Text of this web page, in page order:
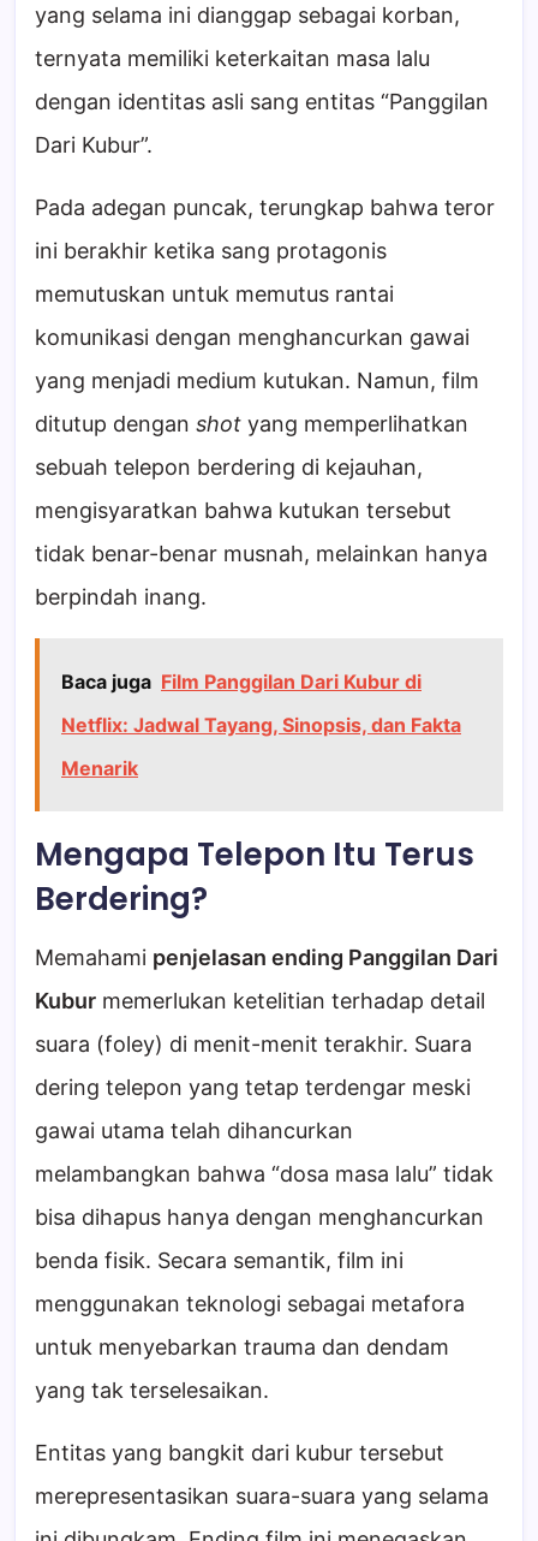
yang selama ini dianggap sebagai korban,
ternyata memiliki keterkaitan masa lalu
dengan identitas asli sang entitas “Panggilan
Dari Kubur”.
Pada adegan puncak, terungkap bahwa teror
ini berakhir ketika sang protagonis
memutuskan untuk memutus rantai
komunikasi dengan menghancurkan gawai
yang menjadi medium kutukan. Namun, film
ditutup dengan shot yang memperlihatkan
sebuah telepon berdering di kejauhan,
mengisyaratkan bahwa kutukan tersebut
tidak benar-benar musnah, melainkan hanya
berpindah inang.
Baca juga Film Panggilan Dari Kubur di
Netflix: Jadwal Tayang, Sinopsis, dan Fakta
Menarik
Mengapa Telepon Itu Terus
Berdering?
Memahami penjelasan ending Panggilan Dari
Kubur memerlukan ketelitian terhadap detail
suara (foley) di menit-menit terakhir. Suara
dering telepon yang tetap terdengar meski
gawai utama telah dihancurkan
melambangkan bahwa “dosa masa lalu” tidak
bisa dihapus hanya dengan menghancurkan
benda fisik. Secara semantik, film ini
menggunakan teknologi sebagai metafora
untuk menyebarkan trauma dan dendam
yang tak terselesaikan.
Entitas yang bangkit dari kubur tersebut
merepresentasikan suara-suara yang selama